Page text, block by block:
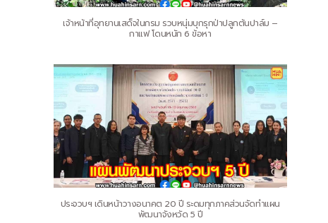
เจ้าหน้าที่อุทยานเสด็จในกรม รวบหนุ่มบุกรุกป่าปลูกต้นปาล์ม –
กาแฟ โดนหนัก 6 ข้อหา
ประจวบฯ เดินหน้าวางอนาคต 20 ปี ระดมทุกภาคส่วนจัดทำแผน
พัฒนาจังหวัด 5 ปี